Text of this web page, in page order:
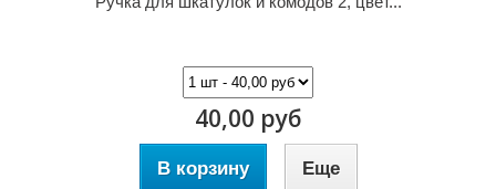
40,00 руб
В корзину Еще